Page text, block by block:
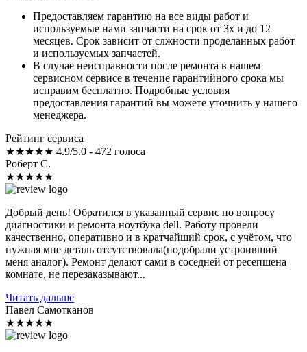
Предоставляем гарантию на все виды работ и
используемые нами запчасти на срок от 3х и до 12
месяцев. Срок зависит от слжности проделанных работ
и используемых запчастей.
В случае неисправности после ремонта в нашем
сервисном сервисе в течение гарантийного срока мы
исправим бесплатно. Подробные условия
предоставления гарантий вы можете уточнить у нашего
менеджера.
Рейтинг сервиса
★★★★★ 4.9/5.0 - 472 голоса
Роберт С.
★★★★★
Добрый день! Обратился в указанный сервис по вопросу
диагностики и ремонта ноутбука dell. Работу провели
качественно, оперативно и в кратчайший срок, с учётом, что
нужная мне деталь отсутствовала(подобрали устроивший
меня аналог). Ремонт делают сами в соседней от ресепшена
комнате, не перезаказывают...
Читать дальше
Павел Самотканов
★★★★★